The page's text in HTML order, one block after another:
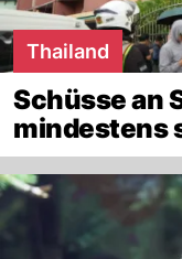
Thailand
Schüsse an
mindestens